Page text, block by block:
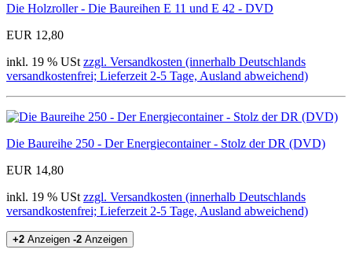
Die Holzroller - Die Baureihen E 11 und E 42 - DVD
EUR 12,80
inkl. 19 % USt zzgl. Versandkosten (innerhalb Deutschlands
versandkostenfrei; Lieferzeit 2-5 Tage, Ausland abweichend)
Die Baureihe 250 - Der Energiecontainer - Stolz der DR (DVD)
EUR 14,80
inkl. 19 % USt zzgl. Versandkosten (innerhalb Deutschlands
versandkostenfrei; Lieferzeit 2-5 Tage, Ausland abweichend)
+2 Anzeigen -2 Anzeigen